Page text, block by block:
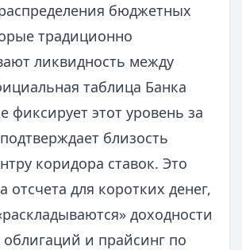
бюджетных
традиционно
ликвидность между
таблица Банка
фиксирует этот уровень за
близость
коридора ставок. Это
отсчета для коротких денег,
доходности
и прайсинг по